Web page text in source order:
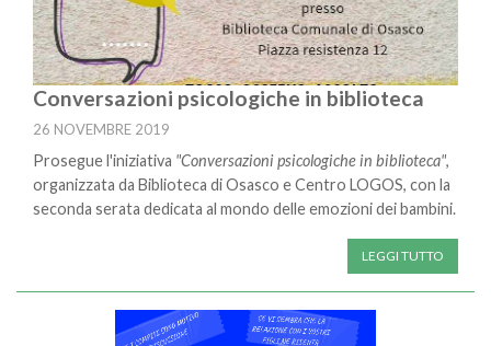
Conversazioni psicologiche in biblioteca
26 NOVEMBRE 2019
Prosegue l'iniziativa "Conversazioni psicologiche in biblioteca",
organizzata da Biblioteca di Osasco e Centro LOGOS, con la
seconda serata dedicata al mondo delle emozioni dei bambini.
LEGGI TUTTO